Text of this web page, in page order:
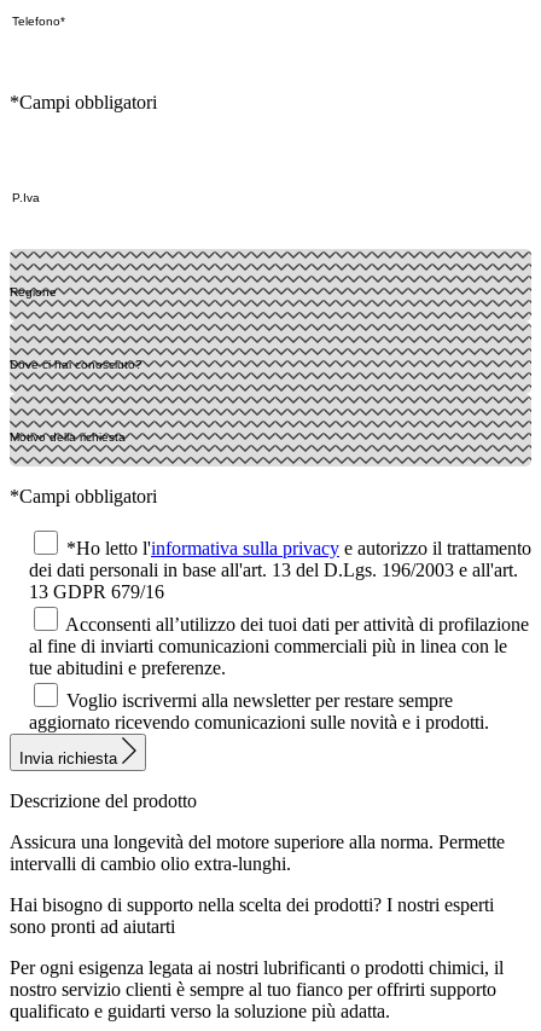
*Campi obbligatori
*Campi obbligatori
*Ho letto l'informativa sulla privacy e autorizzo il trattamento
dei dati personali in base all'art. 13 del D.Lgs. 196/2003 e all'art.
13 GDPR 679/16
Acconsenti all’utilizzo dei tuoi dati per attività di profilazione
al fine di inviarti comunicazioni commerciali più in linea con le
tue abitudini e preferenze.
Voglio iscrivermi alla newsletter per restare sempre
aggiornato ricevendo comunicazioni sulle novità e i prodotti.
Invia richiesta
Descrizione del prodotto
Assicura una longevità del motore superiore alla norma. Permette
intervalli di cambio olio extra-lunghi.
Hai bisogno di supporto nella scelta dei prodotti? I nostri esperti
sono pronti ad aiutarti
Per ogni esigenza legata ai nostri lubrificanti o prodotti chimici, il
nostro servizio clienti è sempre al tuo fianco per offrirti supporto
qualificato e guidarti verso la soluzione più adatta.